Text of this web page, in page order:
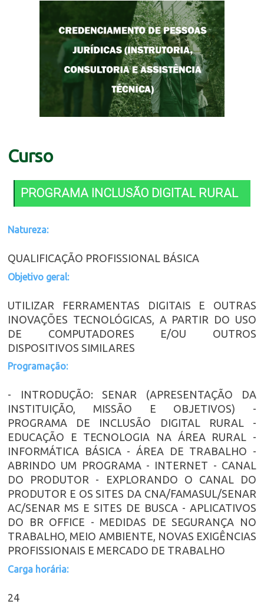
Curso
PROGRAMA INCLUSÃO DIGITAL RURAL
Natureza:
QUALIFICAÇÃO PROFISSIONAL BÁSICA
Objetivo geral:
UTILIZAR FERRAMENTAS DIGITAIS E OUTRAS
INOVAÇÕES TECNOLÓGICAS, A PARTIR DO USO
DE COMPUTADORES E/OU OUTROS
DISPOSITIVOS SIMILARES
Programação:
- INTRODUÇÃO: SENAR (APRESENTAÇÃO DA
INSTITUIÇÃO, MISSÃO E OBJETIVOS) -
PROGRAMA DE INCLUSÃO DIGITAL RURAL -
EDUCAÇÃO E TECNOLOGIA NA ÁREA RURAL -
INFORMÁTICA BÁSICA - ÁREA DE TRABALHO -
ABRINDO UM PROGRAMA - INTERNET - CANAL
DO PRODUTOR - EXPLORANDO O CANAL DO
PRODUTOR E OS SITES DA CNA/FAMASUL/SENAR
AC/SENAR MS E SITES DE BUSCA - APLICATIVOS
DO BR OFFICE - MEDIDAS DE SEGURANÇA NO
TRABALHO, MEIO AMBIENTE, NOVAS EXIGÊNCIAS
PROFISSIONAIS E MERCADO DE TRABALHO
Carga horária:
24